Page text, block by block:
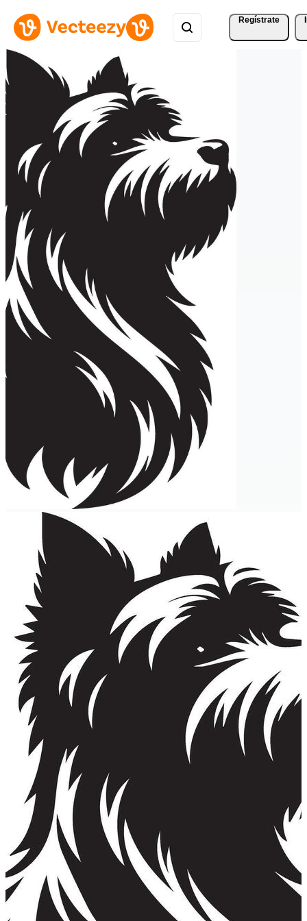
Regístrate